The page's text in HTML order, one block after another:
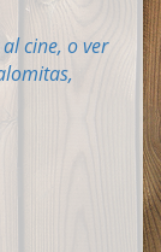
cine, o ver